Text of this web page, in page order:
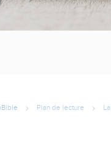
Plan de lecture